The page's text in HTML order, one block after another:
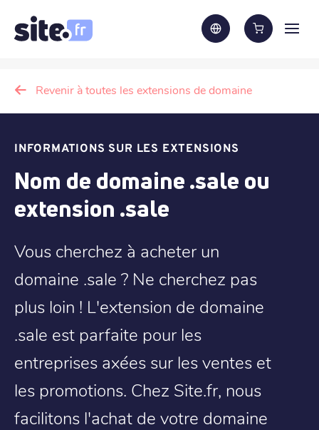
Revenir à toutes les extensions de domaine
INFORMATIONS SUR LES EXTENSIONS
Nom de domaine .sale ou
extension .sale
Vous cherchez à acheter un
domaine .sale ? Ne cherchez pas
plus loin ! L'extension de domaine
.sale est parfaite pour les
entreprises axées sur les ventes et
les promotions. Chez Site.fr, nous
facilitons l'achat de votre domaine